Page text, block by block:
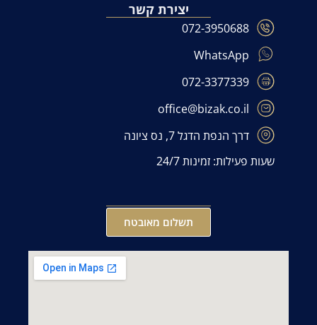
יצירת קשר
072-3950688
WhatsApp
072-3377339
office@bizak.co.il
דרך הנפת הדגל 7, נס ציונה
שעות פעילות: זמינות 24/7
תשלום מאובטח